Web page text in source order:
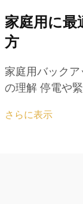
家庭用に最
方
家庭用バック
の理解 停電や
護手段となりま
さらに表示